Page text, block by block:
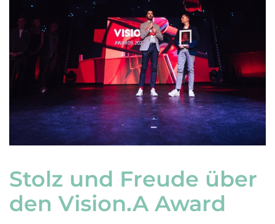
Stolz und Freude über
den Vision.A Award